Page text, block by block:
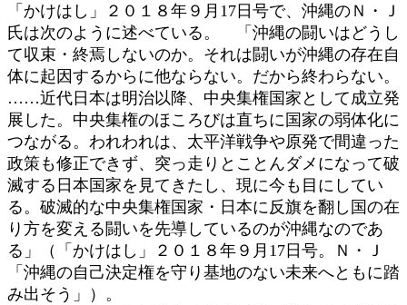
「かけはし」２０１８年９月17日号で、沖縄のＮ・Ｊ
氏は次のように述べている。 「沖縄の闘いはどうし
て収束・終焉しないのか。それは闘いが沖縄の存在自
体に起因するからに他ならない。だから終わらない。
……近代日本は明治以降、中央集権国家として成立発
展した。中央集権のほころびは直ちに国家の弱体化に
つながる。われわれは、太平洋戦争や原発で間違った
政策も修正できず、突っ走りとことんダメになって破
滅する日本国家を見てきたし、現に今も目にしてい
る。破滅的な中央集権国家・日本に反旗を翻し国の在
り方を変える闘いを先導しているのが沖縄なのであ
る」（「かけはし」２０１８年９月17日号。Ｎ・Ｊ
「沖縄の自己決定権を守り基地のない未来へともに踏
み出そう」）。